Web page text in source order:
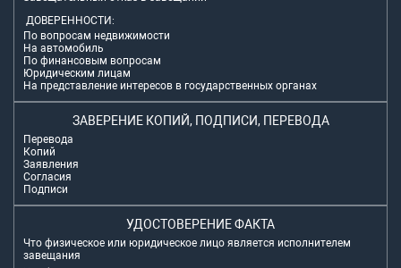
ДОВЕРЕННОСТИ:
По вопросам недвижимости
На автомобиль
По финансовым вопросам
Юридическим лицам
На представление интересов в государственных органах
ЗАВЕРЕНИЕ КОПИЙ, ПОДПИСИ, ПЕРЕВОДА
Перевода
Копий
Заявления
Согласия
Подписи
УДОСТОВЕРЕНИЕ ФАКТА
Что физическое или юридическое лицо является исполнителем
завещания